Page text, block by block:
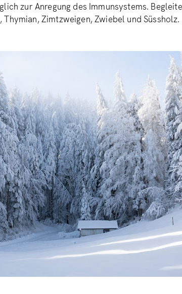
zur Anregung des Immunsystems.
Thymian, Zimtzweigen, Zwiebel und Süssholz.